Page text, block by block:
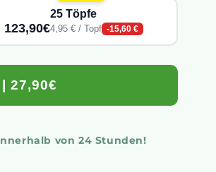
25 Töpfe
123,90€4,95 € / Topf -15,60 €
27,90€
von 24 Stunden!